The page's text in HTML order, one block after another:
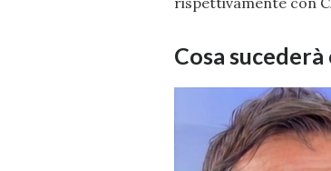
Cosa sucederà